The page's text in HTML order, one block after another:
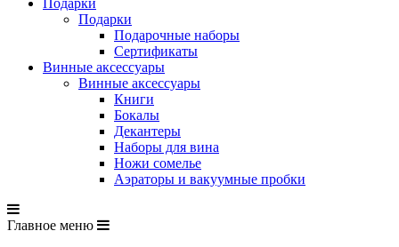
Подарки
Подарки
Подарочные наборы
Сертификаты
Винные аксессуары
Винные аксессуары
Книги
Бокалы
Декантеры
Наборы для вина
Ножи сомелье
Аэраторы и вакуумные пробки
Главное меню